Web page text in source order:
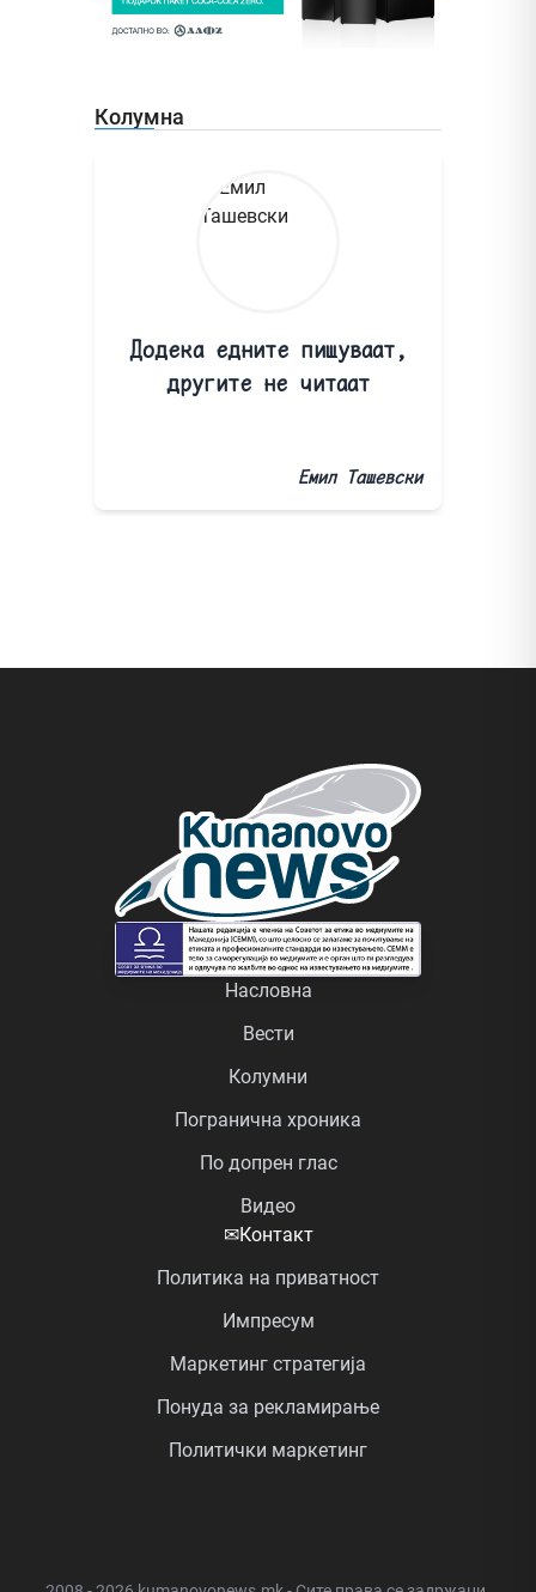
Колумна
Додека едните пишуваат,
другите не читаат
Емил Ташевски
Насловна
Вести
Колумни
Погранична хроника
По допрен глас
Видео
✉Контакт
Политика на приватност
Импресум
Маркетинг стратегија
Понуда за рекламирање
Политички маркетинг